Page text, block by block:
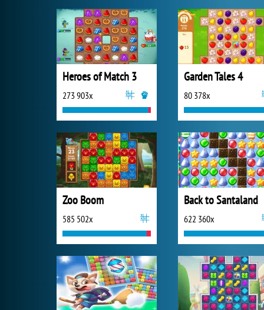
Heroes of Match 3
273 903x
Garden Tales 4
80 378x
Zoo Boom
585 502x
Back to Santaland
622 360x